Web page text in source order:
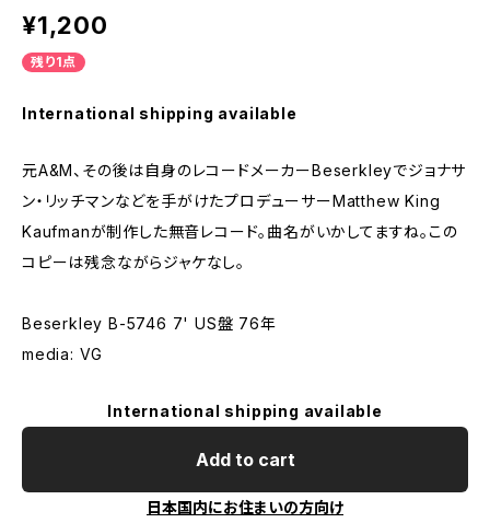
¥1,200
残り1点
International shipping available
元A&M、その後は自身のレコードメーカーBeserkleyでジョナサ
ン・リッチマンなどを手がけたプロデューサーMatthew King
Kaufmanが制作した無音レコード。曲名がいかしてますね。この
コピーは残念ながらジャケなし。
Beserkley B-5746 7' US盤 76年
media: VG
International shipping available
Add to cart
日本国内にお住まいの方向け